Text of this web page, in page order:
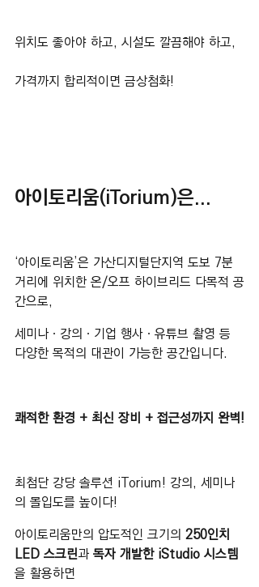
위치도 좋아야 하고, 시설도 깔끔해야 하고,
가격까지 합리적이면 금상첨화!
아이토리움(iTorium)은...
‘아이토리움’은 가산디지털단지역 도보 7분
거리에 위치한 온/오프 하이브리드 다목적 공
간으로,
세미나ㆍ강의ㆍ기업 행사ㆍ유튜브 촬영 등
다양한 목적의 대관이 가능한 공간입니다.​
쾌적한 환경 + 최신 장비 + 접근성까지 완벽!
최첨단 강당 솔루션 iTorium! 강의, 세미나
의 몰입도를 높이다!
아이토리움만의 압도적인 크기의 250인치
LED 스크린과 독자 개발한 iStudio 시스템
을 활용하면